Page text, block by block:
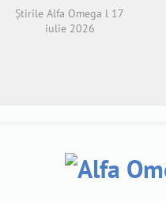
Știrile Alfa Omega l 17
iulie 2026